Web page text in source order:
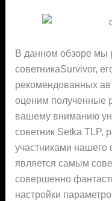
В данном обзоре мы
советникаSurvivor,
рекомендованных
оценим полученные
вашему вниманию
советник Setka TLP,
участниками нашего
является самым
совершенно
настройки